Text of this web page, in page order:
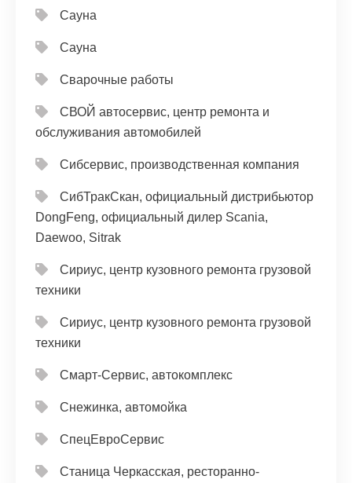
Сауна
Сауна
Сварочные работы
СВОЙ автосервис, центр ремонта и
обслуживания автомобилей
Сибсервис, производственная компания
СибТракСкан, официальный дистрибьютор
DongFeng, официальный дилер Scania,
Daewoo, Sitrak
Сириус, центр кузовного ремонта грузовой
техники
Сириус, центр кузовного ремонта грузовой
техники
Смарт-Сервис, автокомплекс
Снежинка, автомойка
СпецЕвроСервис
Станица Черкасская, ресторанно-